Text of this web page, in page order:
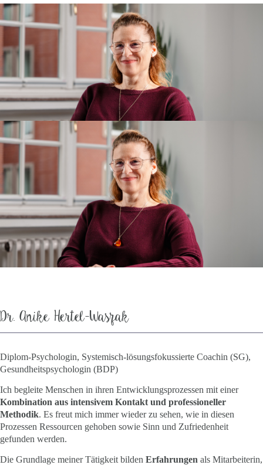
Dr. Anike Hertel-Waszak
Diplom-Psychologin, Systemisch-lösungsfokussierte Coachin (SG),
Gesundheitspsychologin (BDP)
Ich begleite Menschen in ihren Entwicklungsprozessen mit einer
Kombination aus intensivem Kontakt und professioneller
Methodik. Es freut mich immer wieder zu sehen, wie in diesen
Prozessen Ressourcen gehoben sowie Sinn und Zufriedenheit
gefunden werden.
Die Grundlage meiner Tätigkeit bilden Erfahrungen als Mitarbeiterin,